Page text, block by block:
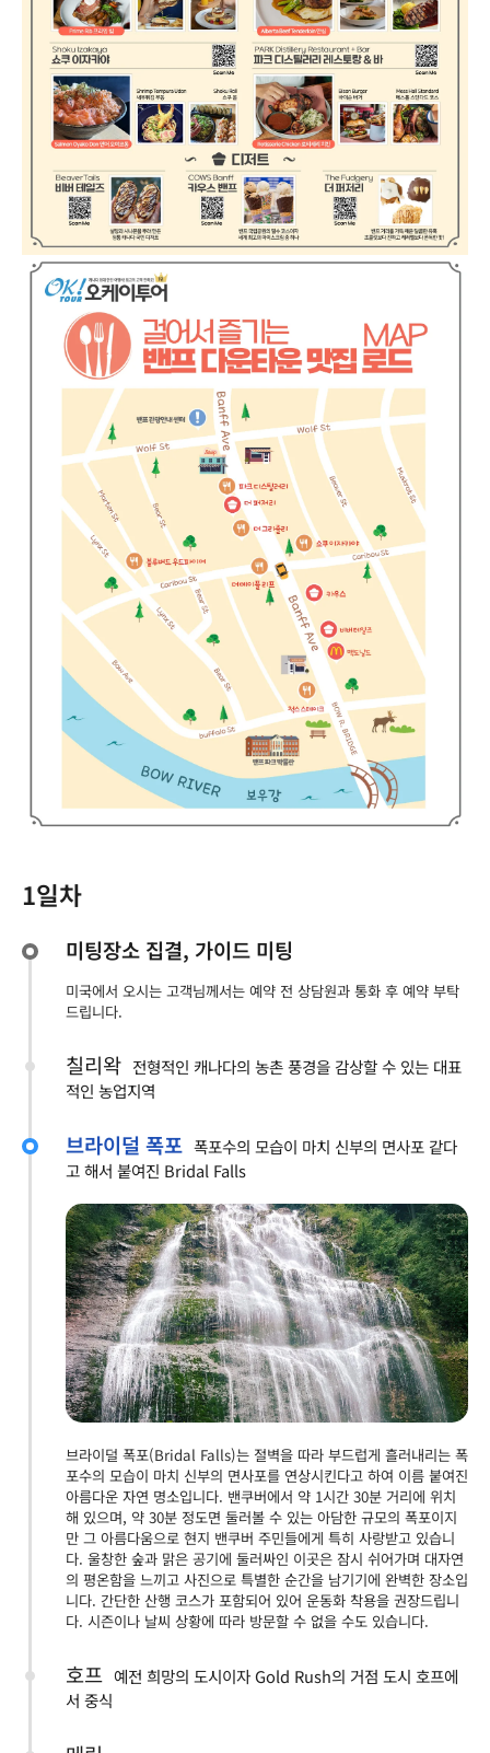
1일차
미팅장소 집결, 가이드 미팅
미국에서 오시는 고객님께서는 예약 전 상담원과 통화 후 예약 부탁
드립니다.
칠리왁 전형적인 캐나다의 농촌 풍경을 감상할 수 있는 대표
적인 농업지역
브라이덜 폭포 폭포수의 모습이 마치 신부의 면사포 같다
고 해서 붙여진 Bridal Falls
브라이덜 폭포(Bridal Falls)는 절벽을 따라 부드럽게 흘러내리는 폭
포수의 모습이 마치 신부의 면사포를 연상시킨다고 하여 이름 붙여진
아름다운 자연 명소입니다. 밴쿠버에서 약 1시간 30분 거리에 위치
해 있으며, 약 30분 정도면 둘러볼 수 있는 아담한 규모의 폭포이지
만 그 아름다움으로 현지 밴쿠버 주민들에게 특히 사랑받고 있습니
다. 울창한 숲과 맑은 공기에 둘러싸인 이곳은 잠시 쉬어가며 대자연
의 평온함을 느끼고 사진으로 특별한 순간을 남기기에 완벽한 장소입
니다. 간단한 산행 코스가 포함되어 있어 운동화 착용을 권장드립니
다. 시즌이나 날씨 상황에 따라 방문할 수 없을 수도 있습니다.
호프 예전 희망의 도시이자 Gold Rush의 거점 도시 호프에
서 중식